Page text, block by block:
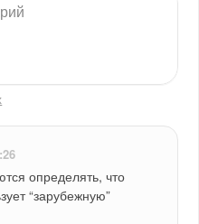
определять, что
“зарубежную”